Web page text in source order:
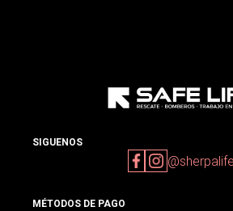
SIGUENOS
@sherpalife
MÉTODOS DE PAGO